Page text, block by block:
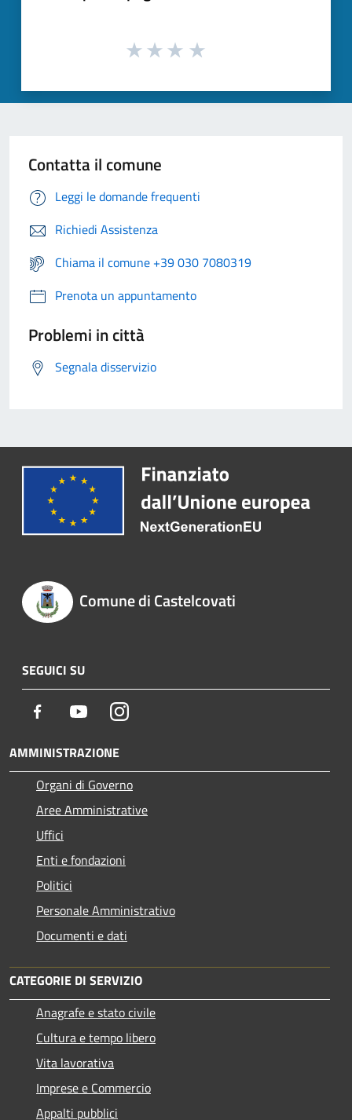
Contatta il comune
Leggi le domande frequenti
Richiedi Assistenza
Chiama il comune +39 030 7080319
Prenota un appuntamento
Problemi in città
Segnala disservizio
Comune di Castelcovati
SEGUICI SU
Facebook YoutubeInstagram
AMMINISTRAZIONE
Organi di Governo
Aree Amministrative
Uffici
Enti e fondazioni
Politici
Personale Amministrativo
Documenti e dati
CATEGORIE DI SERVIZIO
Anagrafe e stato civile
Cultura e tempo libero
Vita lavorativa
Imprese e Commercio
Appalti pubblici